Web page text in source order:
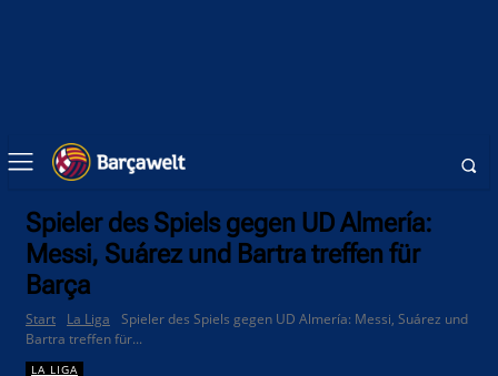
Spieler des Spiels gegen UD Almería:
Messi, Suárez und Bartra treffen für
Barça
Start La Liga
Spieler des Spiels gegen UD Almería: Messi, Suárez und
Bartra treffen für...
LA LIGA